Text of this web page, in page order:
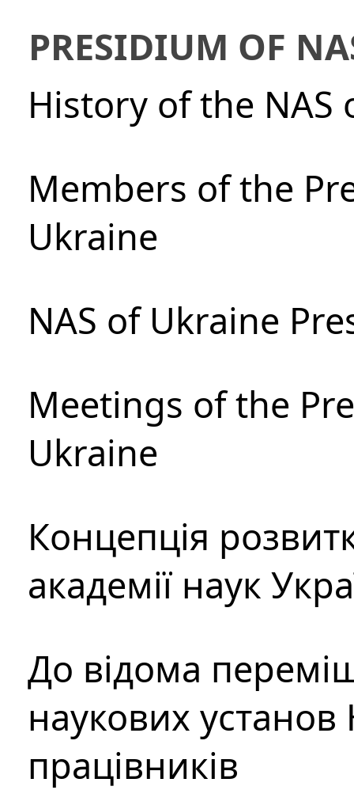
PRESIDIUM OF
History of the NAS
Members of the
Ukraine
NAS of Ukraine
Meetings of the
Ukraine
Концепція
академії наук
До відома
наукових установ
працівників